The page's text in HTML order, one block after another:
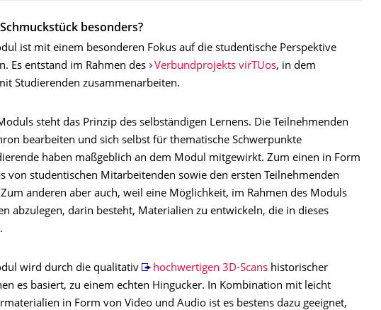
besonders?
ist mit einem besonderen Fokus auf die studentische Perspektive
Es entstand im Rahmen des
Verbundprojekts virTUos, in dem
Studierenden zusammenarbeiten.
steht das Prinzip des selbständigen Lernens. Die Teilnehmenden
bearbeiten und sich selbst für thematische Schwerpunkte
haben maßgeblich an dem Modul mitgewirkt. Zum einen in Form
von studentischen Mitarbeitenden sowie den ersten Teilnehmenden
anderen aber auch, weil eine Möglichkeit, im Rahmen des Moduls
abzulegen, darin besteht, Materialien zu entwickeln, die in dieses
wird durch die qualitativ hochwertigen 3D-Scanshistorischer
es basiert, zu einem echten Hingucker. In Kombination mit leicht
in Form von Video und Audio ist es bestens dazu geeignet,